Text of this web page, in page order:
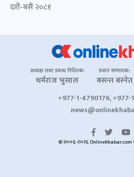
दशैं-बसैं २०८१
अध्यक्ष तथा प्रबन्ध निर्देशक:
धर्मराज भुसाल
प्रधान सम्पादक:
बसन्त बस्नेत
+977-1-4790176,
© २००६-२०२६ Onlinekhabar.com